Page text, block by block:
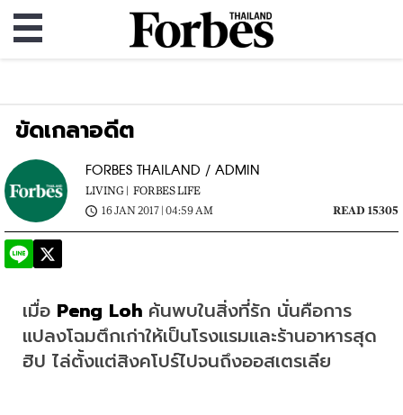
ขัดเกลาอดีต
FORBES THAILAND / ADMIN
LIVING |
FORBES LIFE
16 JAN 2017 | 04:59 AM
READ 15305
เมื่อ Peng Loh ค้นพบในสิ่งที่รัก นั่นคือการ
แปลงโฉมตึกเก่าให้เป็นโรงแรมและร้านอาหารสุด
ฮิป ไล่ตั้งแต่สิงคโปร์ไปจนถึงออสเตรเลีย